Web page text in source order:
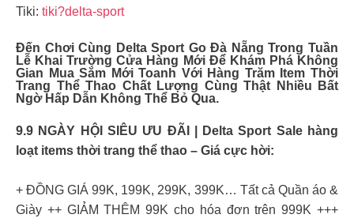
Tiki: tiki?delta-sport
Đến Chơi Cùng Delta Sport Go Đà Nẵng Trong Tuần
Lễ Khai Trường Cửa Hàng Mới Để Khám Phá Không
Gian Mua Sắm Mới Toanh Với Hàng Trăm Item Thời
Trang Thể Thao Chất Lượng Cùng Thật Nhiều Bất
Ngờ Hấp Dẫn Không Thể Bỏ Qua.
9.9 NGÀY HỘI SIÊU ƯU ĐÃI | Delta Sport Sale hàng
loạt items thời trang thể thao – Giá cực hời:
+ ĐỒNG GIÁ 99K, 199K, 299K, 399K… Tất cả Quần áo &
Giày ++ GIẢM THÊM 99K cho hóa đơn trên 999K +++